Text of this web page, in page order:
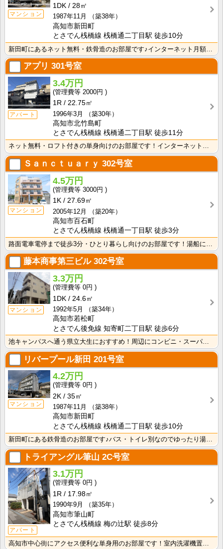
マンション
1DK
28㎡
1987年11月
（築38年）
高知市新田町
とさでん桟橋線 桟橋通二丁目駅 徒歩10分
アプリ 301号室
アパート
3.4万円
2000円
1R
22.75㎡
1996年3月
（築30年）
高知市北竹島町
とさでん桟橋線 桟橋通二丁目駅 徒歩11分
ネット無料・ロフト付きの単身向けのお部屋です！インターネット月額接続使用無料なので、月々の生活費の節･･･
Ｓａｎｃｔｕａｒｙ 302号室
マンション
4.5万円
3000円
1K
27.69㎡
2005年12月
（築20年）
高知市百石町
とさでん桟橋線 桟橋通一丁目駅 徒歩3分
藤本商事第三ビル302号室
マンション
3.3万円
0円
1DK
24.6㎡
1992年5月
（築34年）
高知市若松町
とさでん後免線 知寄町二丁目駅 徒歩6分
リバープール新田 201号室
マンション
4.2万円
0円
2K
35㎡
1987年11月
（築38年）
高知市新田町
とさでん桟橋線 桟橋通二丁目駅 徒歩10分
トライアングル筆山 2C号室
アパート
3.1万円
0円
1R
17.98㎡
1990年9月
（築35年）
高知市筆山町
とさでん桟橋線 梅の辻駅 徒歩8分